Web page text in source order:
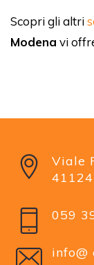
Scopri gli altri
Modena vi
Viale
059